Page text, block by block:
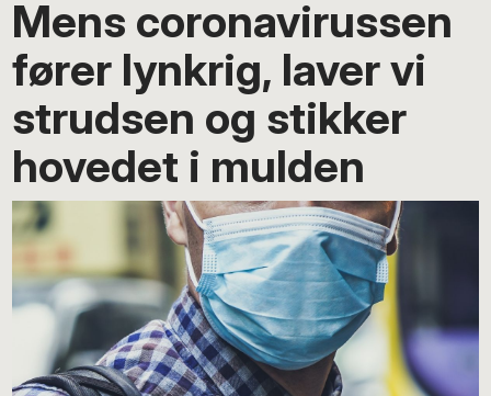
Mens coronavirussen
fører lynkrig, laver vi
strudsen og stikker
hovedet i mulden